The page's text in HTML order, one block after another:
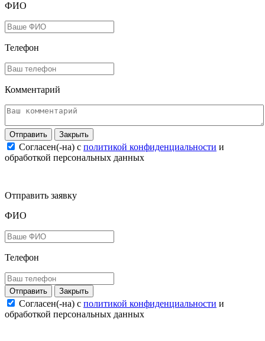
ФИО
Телефон
Комментарий
Закрыть
Согласен(-на) c политикой конфиденциальности и
обработкой персональных данных
Отправить заявку
ФИО
Телефон
Закрыть
Согласен(-на) c политикой конфиденциальности и
обработкой персональных данных